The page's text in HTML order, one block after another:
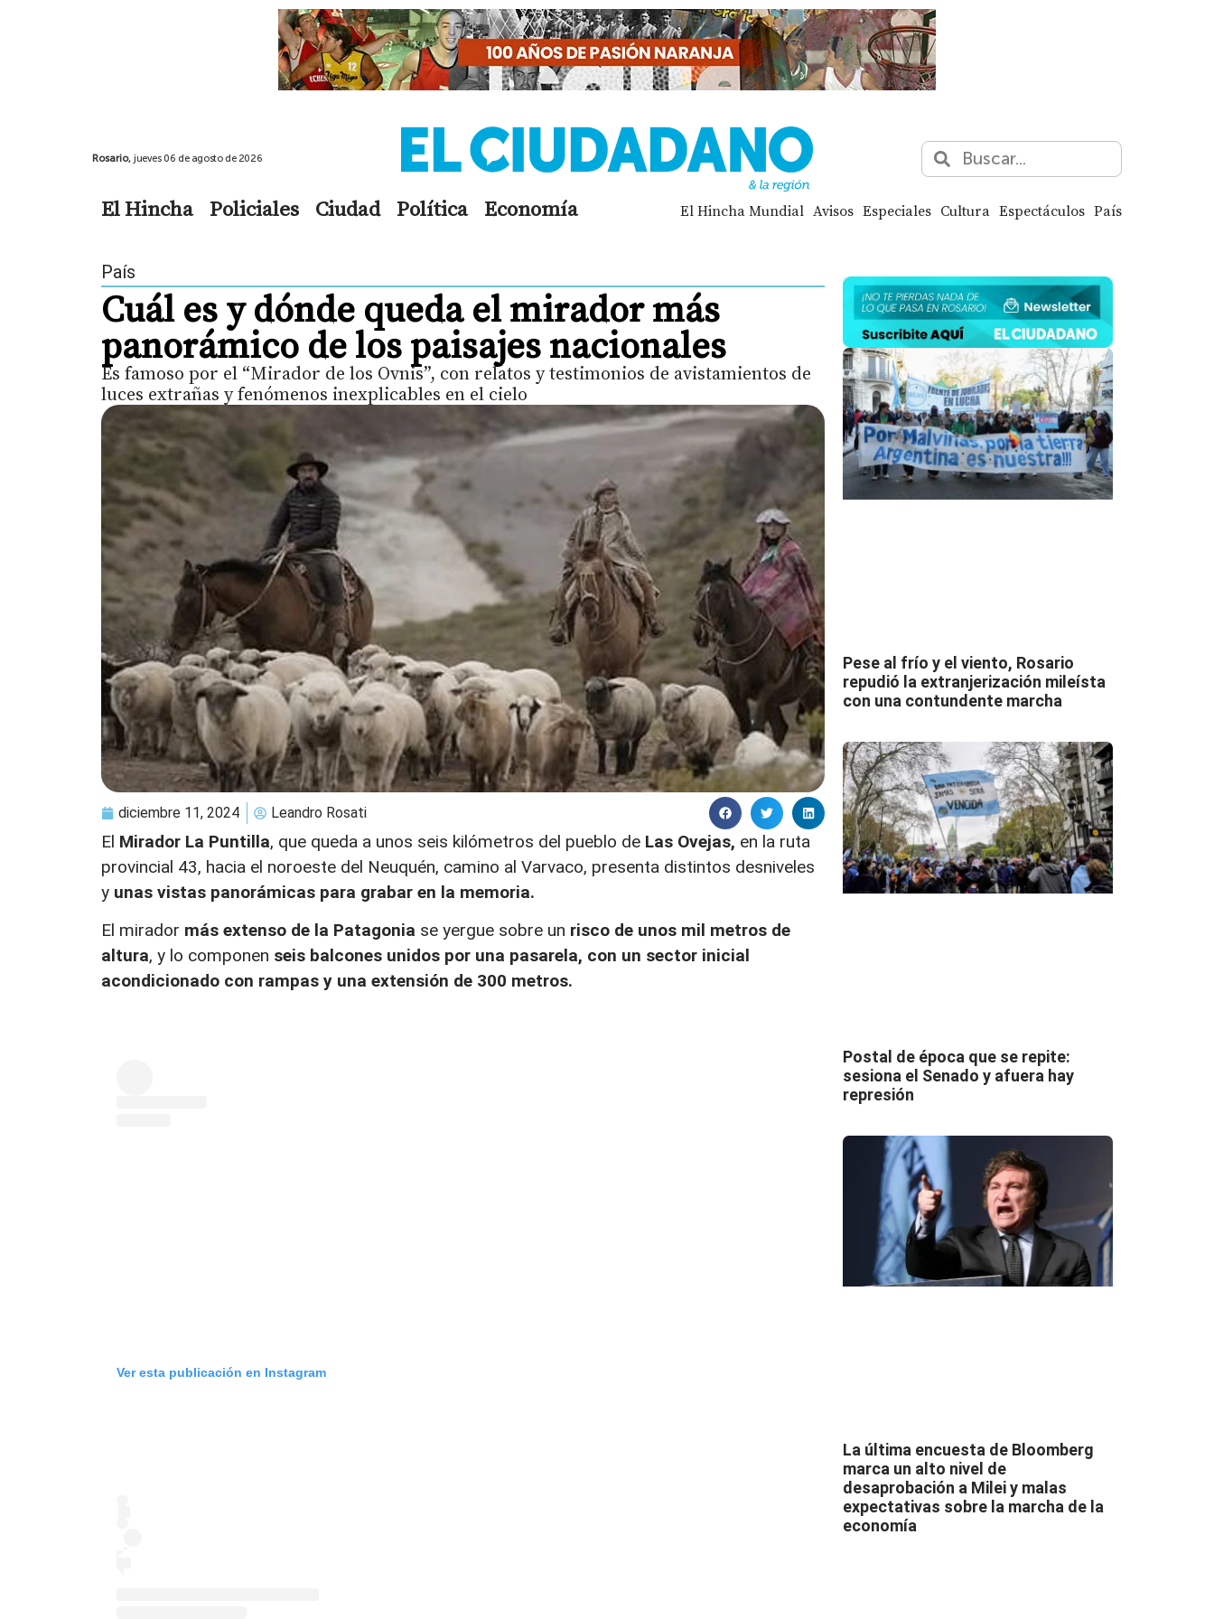
Rosario, jueves 06 de agosto de 2026
El Hincha Policiales Ciudad Política Economía El Hincha Mundial Avisos Especiales Cultura Espectáculos País
País
Cuál es y dónde queda el mirador más
panorámico de los paisajes nacionales
Es famoso por el “Mirador de los Ovnis”, con relatos y testimonios de avistamientos de
luces extrañas y fenómenos inexplicables en el cielo
diciembre 11, 2024 Leandro Rosati
El Mirador La Puntilla, que queda a unos seis kilómetros del pueblo de Las Ovejas, en la ruta
provincial 43, hacia el noroeste del Neuquén, camino al Varvaco, presenta distintos desniveles
y unas vistas panorámicas para grabar en la memoria.
El mirador más extenso de la Patagonia se yergue sobre un risco de unos mil metros de
altura, y lo componen seis balcones unidos por una pasarela, con un sector inicial
acondicionado con rampas y una extensión de 300 metros.
Ver esta publicación en Instagram
Pese al frío y el viento, Rosario
repudió la extranjerización mileísta
con una contundente marcha
Postal de época que se repite:
sesiona el Senado y afuera hay
represión
La última encuesta de Bloomberg
marca un alto nivel de
desaprobación a Milei y malas
expectativas sobre la marcha de la
economía